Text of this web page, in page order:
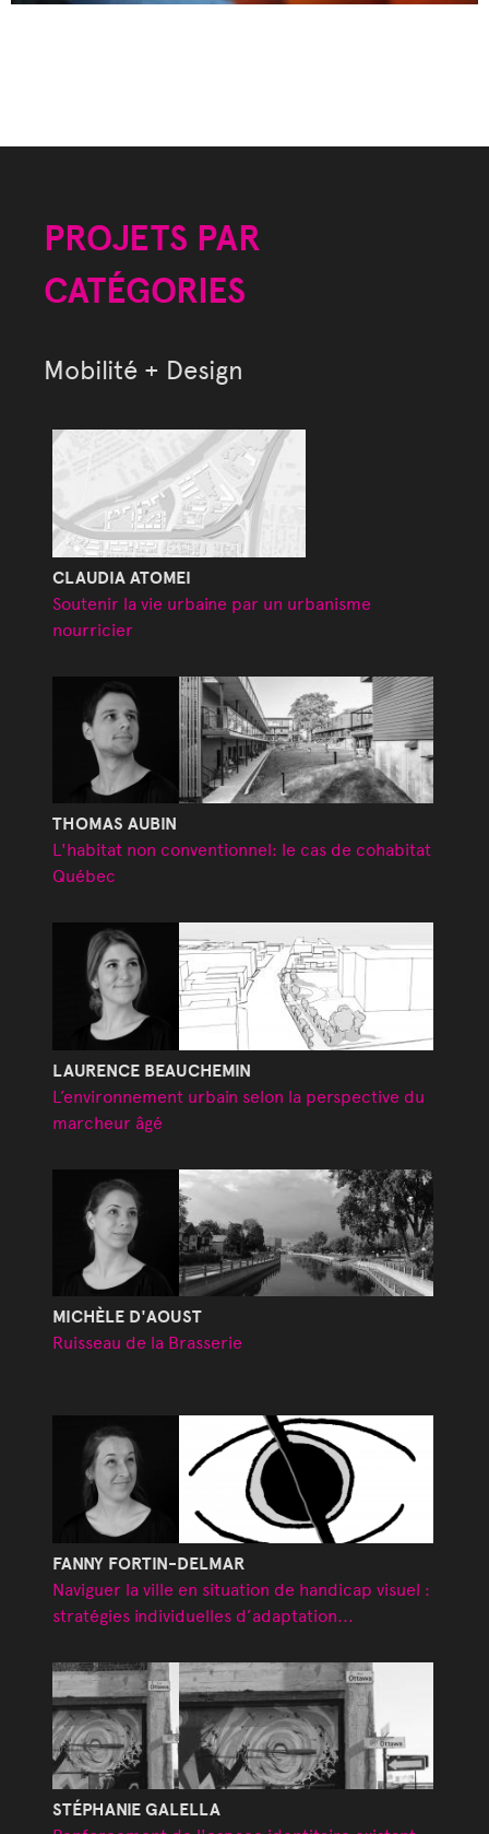
PROJETS PAR
CATÉGORIES
Mobilité + Design
CLAUDIA ATOMEI
Soutenir la vie urbaine par un urbanisme
nourricier
THOMAS AUBIN
L'habitat non conventionnel: le cas de cohabitat
Québec
LAURENCE BEAUCHEMIN
L’environnement urbain selon la perspective du
marcheur âgé
MICHÈLE D'AOUST
Ruisseau de la Brasserie
FANNY FORTIN-DELMAR
Naviguer la ville en situation de handicap visuel :
stratégies individuelles d’adaptation...
STÉPHANIE GALELLA